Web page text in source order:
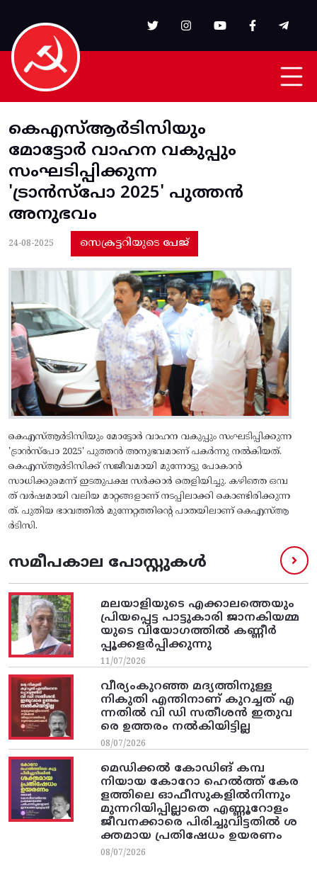
കെഎസ്‌ആർടിസിയും
മോട്ടോർ വാഹന വകുപ്പും
സംഘടിപ്പിക്കുന്ന
'ട്രാൻസ്പോ 2025' പുത്തൻ
അനുഭവം
24-08-2025 സെക്രട്ടറിയുടെ പേജ്
കെഎസ്‌ആർടിസിയും മോട്ടോർ വാഹന വകുപ്പും സംഘടിപ്പിക്കുന്ന
'ട്രാൻസ്പോ 2025' പുത്തൻ അനുഭവമാണ് പകർന്നു നൽകിയത്.
കെഎസ്ആർടിസിക്ക് സജീവമായി മുന്നോട്ടു പോകാൻ
സാധിക്കുമെന്ന് ഇടതുപക്ഷ സർക്കാർ തെളിയിച്ചു. കഴിഞ്ഞ ഒമ്പ
ത് വർഷമായി വലിയ മാറ്റങ്ങളാണ് നടപ്പിലാക്കി കൊണ്ടിരിക്കുന്ന
ത്. പുതിയ ഭാവത്തിൽ മുന്നേറ്റത്തിന്റെ പാതയിലാണ് കെഎസ്ആ
ർടിസി.
സമീപകാല പോസ്റ്റുകൾ
മലയാളിയുടെ എക്കാലത്തെയും
പ്രിയപ്പെട്ട പാട്ടുകാരി ജാനകിയമ്മ
യുടെ വിയോഗത്തിൽ കണ്ണീർ
പ്പൂക്കളർപ്പിക്കുന്നു
11/07/2026
വീര്യംകുറഞ്ഞ മദ്യത്തിനുള്ള
നികുതി എന്തിനാണ് കുറച്ചത് എ
ന്നതിൽ വി ഡി സതീശൻ ഇതുവ
രെ ഉത്തരം നൽകിയിട്ടില്ല
08/07/2026
മെഡിക്കൽ കോഡിങ് കമ്പ
നിയായ കോറോ ഹെൽത്ത് കേര
ളത്തിലെ ഓഫീസുകളിൽനിന്നും
മുന്നറിയിപ്പില്ലാതെ എണ്ണൂറോളം
ജീവനക്കാരെ പിരിച്ചുവിട്ടതിൽ‌ ശ
ക്തമായ പ്രതിഷേധം ഉയരണം
08/07/2026